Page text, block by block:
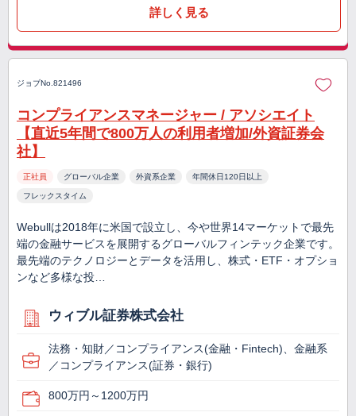
詳しく見る
ジョブNo.821496
コンプライアンスマネージャー / アソシエイト
【直近5年間で800万人の利用者増加/外資証券会
社】
正社員 グローバル企業 外資系企業 年間休日120日以上
フレックスタイム
Webullは2018年に米国で設立し、今や世界14マーケットで最先
端の金融サービスを展開するグローバルフィンテック企業です。
最先端のテクノロジーとデータを活用し、株式・ETF・オプショ
ンなど多様な投…
ウィブル証券株式会社
法務・知財／コンプライアンス(金融・Fintech)、金融系
／コンプライアンス(証券・銀行)
800万円～1200万円